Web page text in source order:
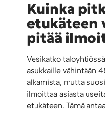
Kuinka
etukäteen
pitää
Vesikatko
asukkaille vähintään
alkamista, mutta
ilmoittaa asiasta
etukäteen. Tämä